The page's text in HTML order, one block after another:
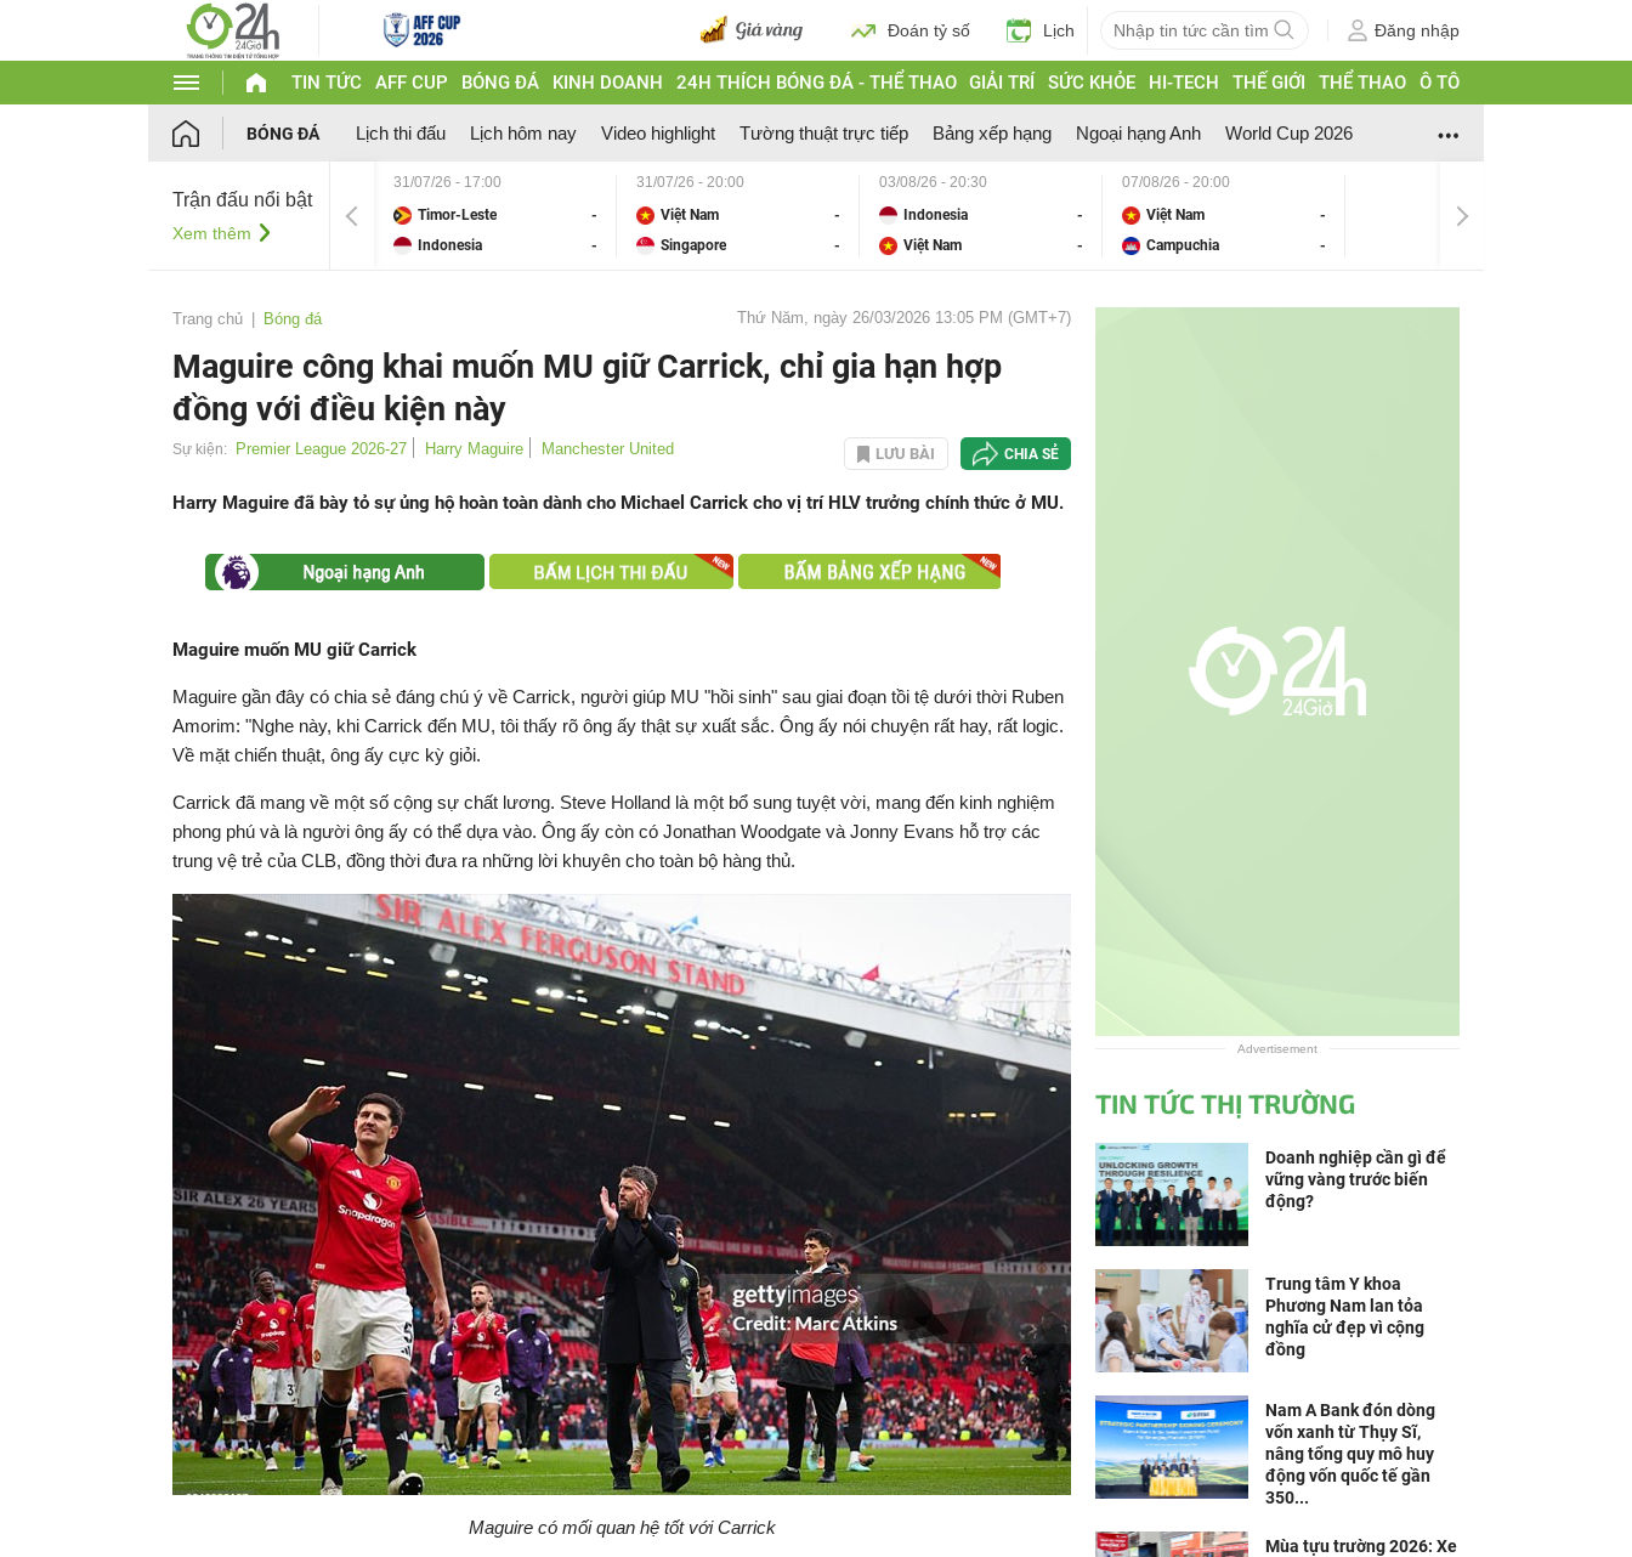
Đoán tỷ số Lịch Đăng nhập
TIN TỨC AFF CUP BÓNG ĐÁ KINH DOANH 24H THÍCH BÓNG ĐÁ - THỂ THAO GIẢI TRÍ SỨC KHỎE HI-TECH THẾ GIỚI THỂ THAO Ô TÔ
BÓNG ĐÁ Lịch thi đấu Lịch hôm nay Video highlight Tường thuật trực tiếp Bảng xếp hạng Ngoại hạng Anh World Cup 2026
Trận đấu nổi bật
Xem thêm
31/07/26 - 17:00
Timor-Leste
-
Indonesia
-
31/07/26 - 20:00
Việt Nam
-
Singapore
-
03/08/26 - 20:30
Indonesia
-
Việt Nam
-
07/08/26 - 20:00
Việt Nam
-
Campuchia
-
Trang chủ Bóng đá Thứ Năm, ngày 26/03/2026 13:05 PM (GMT+7)
Maguire công khai muốn MU giữ Carrick, chỉ gia hạn hợp
đồng với điều kiện này
Sự kiện: Premier League 2026-27 Harry Maguire Manchester United LƯU BÀI CHIA SẺ
Harry Maguire đã bày tỏ sự ủng hộ hoàn toàn dành cho Michael Carrick cho vị trí HLV trưởng chính thức ở MU.
Maguire muốn MU giữ Carrick
Maguire gần đây có chia sẻ đáng chú ý về Carrick, người giúp MU "hồi sinh" sau giai đoạn tồi tệ dưới thời Ruben
Amorim: "Nghe này, khi Carrick đến MU, tôi thấy rõ ông ấy thật sự xuất sắc. Ông ấy nói chuyện rất hay, rất logic.
Về mặt chiến thuật, ông ấy cực kỳ giỏi.
Carrick đã mang về một số cộng sự chất lương. Steve Holland là một bổ sung tuyệt vời, mang đến kinh nghiệm
phong phú và là người ông ấy có thể dựa vào. Ông ấy còn có Jonathan Woodgate và Jonny Evans hỗ trợ các
trung vệ trẻ của CLB, đồng thời đưa ra những lời khuyên cho toàn bộ hàng thủ.
Maguire có mối quan hệ tốt với Carrick
Advertisement
TIN TỨC THỊ TRƯỜNG
Doanh nghiệp cần gì để
vững vàng trước biến
động?
Trung tâm Y khoa
Phương Nam lan tỏa
nghĩa cử đẹp vì cộng
đồng
Nam A Bank đón dòng
vốn xanh từ Thụy Sĩ,
nâng tổng quy mô huy
động vốn quốc tế gần
350...
Mùa tựu trường 2026: Xe